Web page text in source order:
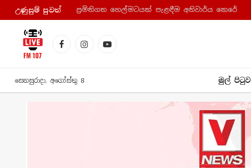
උණුසුම් පුව​ත් ප්‍රමිතිගත හෙල්මටයක් පැළඳීම අනිවාර්ය කෙරේ
FacebookInstagramYouTube
සෙනසුරාදා, අගෝස්තු 8 මුල් පිටුව